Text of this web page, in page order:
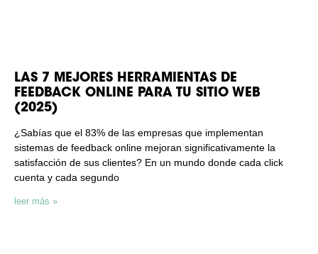
LAS 7 MEJORES HERRAMIENTAS DE
FEEDBACK ONLINE PARA TU SITIO WEB
(2025)
¿Sabías que el 83% de las empresas que implementan
sistemas de feedback online mejoran significativamente la
satisfacción de sus clientes? En un mundo donde cada click
cuenta y cada segundo
leer más »